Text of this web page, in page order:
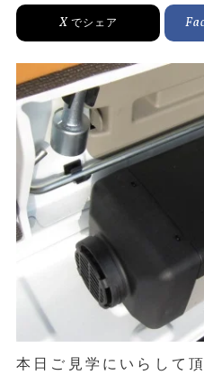
Xでシェア
本日ご見学にいらして